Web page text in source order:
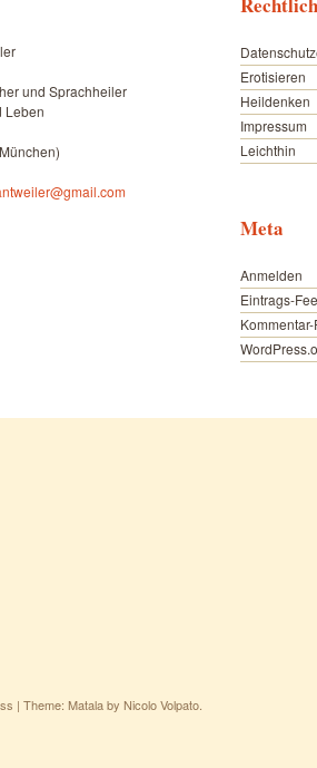
und Sprachheiler
Leben
Erotisieren
Heildenken
Impressum
Leichthin
Meta
Anmelden
Eintrags-
| Theme: Matala by Nicolo Volpato